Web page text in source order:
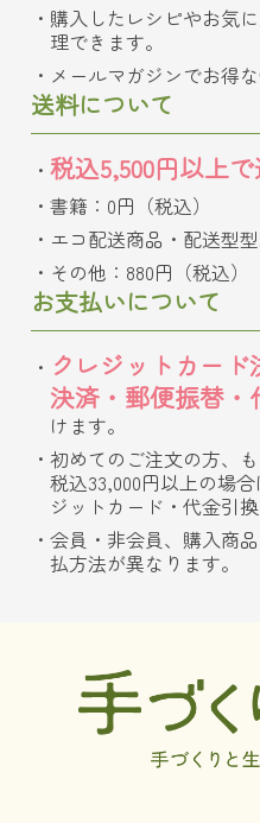
購入したレシピやお気
理できます。
メールマガジンでお得
送料について
税込5,500円以上
書籍：0円（税込）
エコ配送商品・配送型型
その他：880円（税込）
お支払いについて
クレジットカー
決済・郵便振替・
けます。
初めてのご注文の方、
税込33,000円以上の場
ジットカード・代金引
会員・非会員、購入商
払方法が異なります。